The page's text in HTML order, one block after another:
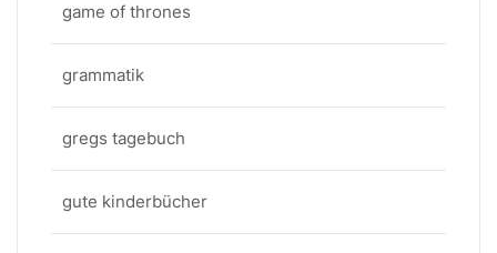
game of thrones
grammatik
gregs tagebuch
gute kinderbücher